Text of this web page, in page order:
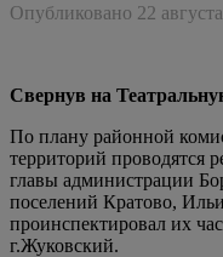
Опубликовано 22
Свернув на
По плану районной
территорий проводятся
главы администрации
поселений Кратово,
проинспектировал их
г.Жуковский.